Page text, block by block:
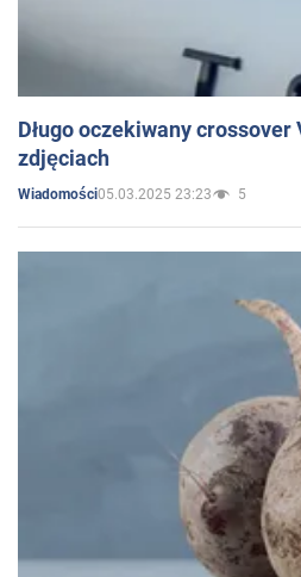
Długo oczekiwany
zdjęciach
Wiadomości05.03.2025 23:23 5